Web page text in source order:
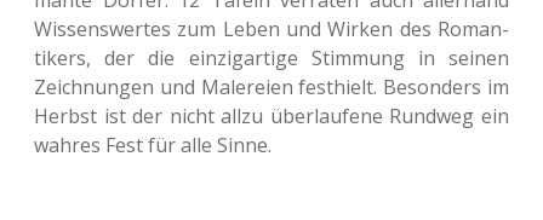
Wis­sens­wer­tes zum Leben und Wirken des Roman­
ti­kers, der die ein­zig­ar­ti­ge Stim­mung in seinen
Zeich­nun­gen und Male­rei­en fest­hielt. Beson­ders im
Herbst ist der nicht allzu über­lau­fe­ne Rund­weg ein
wahres Fest für alle Sinne.